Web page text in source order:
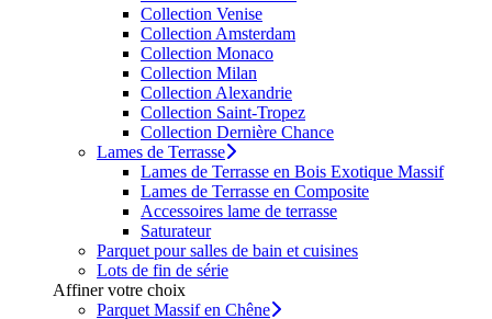
Collection Venise
Collection Amsterdam
Collection Monaco
Collection Milan
Collection Alexandrie
Collection Saint-Tropez
Collection Dernière Chance
Lames de Terrasse
Lames de Terrasse en Bois Exotique Massif
Lames de Terrasse en Composite
Accessoires lame de terrasse
Saturateur
Parquet pour salles de bain et cuisines
Lots de fin de série
Affiner votre choix
Parquet Massif en Chêne